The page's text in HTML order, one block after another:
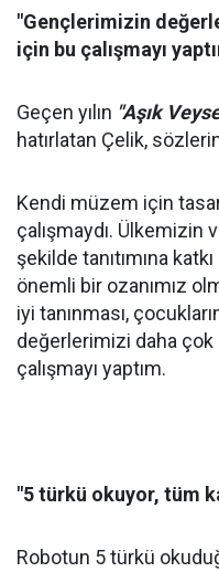
"Gençlerimizin
için bu çalışmayı
Geçen yılın "Aşık
hatırlatan Çelik,
Kendi müzem için
çalışmaydı. Ülkemizin
şekilde tanıtımına
önemli bir ozanımız
iyi tanınması,
değerlerimizi daha çok
çalışmayı yaptım.
"5 türkü okuyor, tüm
Robotun 5 türkü